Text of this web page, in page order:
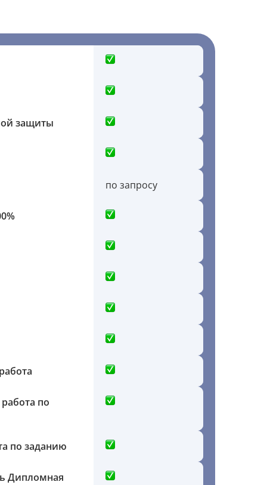
защиты
по запросу
по
по заданию
Дипломная